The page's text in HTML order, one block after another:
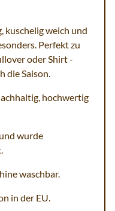
kuschelig weich und
Perfekt zu
oder Shirt -
die Saison.
hochwertig
wurde
waschbar.
in der EU.